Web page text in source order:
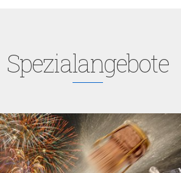
Spezialangebote